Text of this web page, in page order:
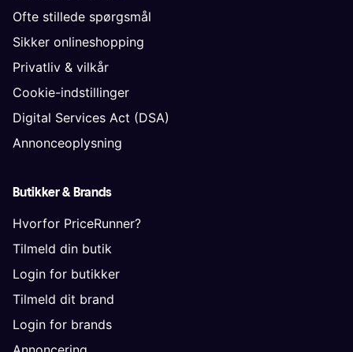
Ofte stillede spørgsmål
Sikker onlineshopping
Privatliv & vilkår
Cookie-indstillinger
Digital Services Act (DSA)
Annonceoplysning
Butikker & Brands
Hvorfor PriceRunner?
Tilmeld din butik
Login for butikker
Tilmeld dit brand
Login for brands